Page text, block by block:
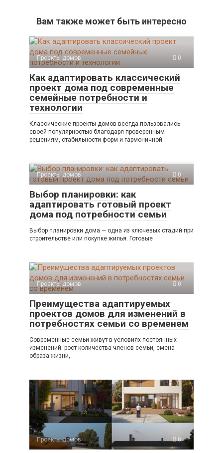
Вам также может быть интересно
Проекты домов 0
Как адаптировать классический
проект дома под современные
семейные потребности и
технологии
Классические проекты домов всегда пользовались
своей популярностью благодаря проверенным
решениям, стабильности форм и гармоничной
Проекты домов 0
Выбор планировки: как
адаптировать готовый проект
дома под потребности семьи
Выбор планировки дома — одна из ключевых стадий при
строительстве или покупке жилья. Готовые
Проекты домов 0
Преимущества адаптируемых
проектов домов для изменений в
потребностях семьи со временем
Современные семьи живут в условиях постоянных
изменений: рост количества членов семьи, смена
образа жизни,
Проекты домов 0